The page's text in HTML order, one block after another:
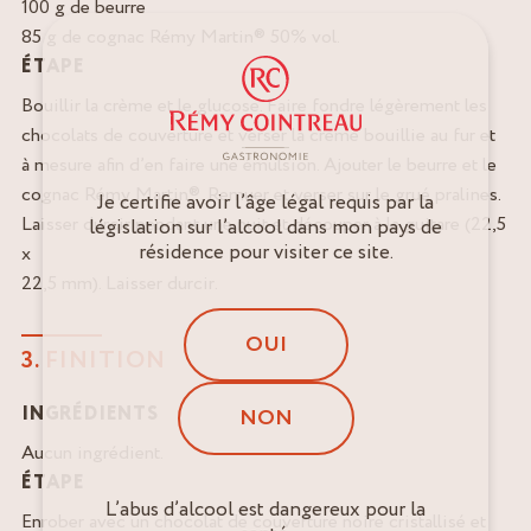
100 g de beurre
85 g de cognac Rémy Martin® 50% vol.
ÉTAPE
Bouillir la crème et le glucose. Faire fondre légèrement les
chocolats de couverture et verser la crème bouillie au fur et
à mesure afin d’en faire une émulsion. Ajouter le beurre et le
cognac Rémy Martin®. Remuer et verser sur le grué pralines.
Laisser durcir pendant une nuit et découper à la guitare (22,5
x
22,5 mm). Laisser durcir.
3. FINITION
INGRÉDIENTS
Aucun ingrédient.
ÉTAPE
Enrober avec un chocolat de couverture noire cristallisé et
Je certifie avoir l’âge légal requis par la
législation sur l’alcool dans mon pays de
résidence pour visiter ce site.
OUI
NON
L’abus d’alcool est dangereux pour la